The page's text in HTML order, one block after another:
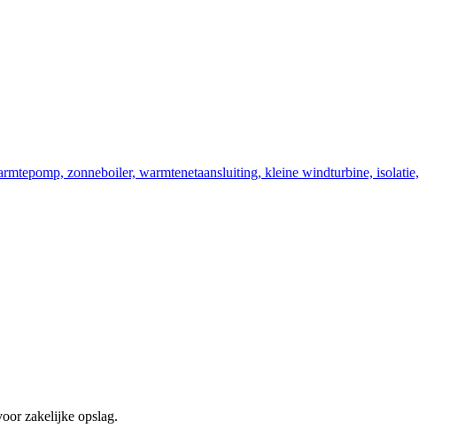
zonneboiler, warmtenetaansluiting, kleine windturbine, isolatie,
zakelijke opslag.